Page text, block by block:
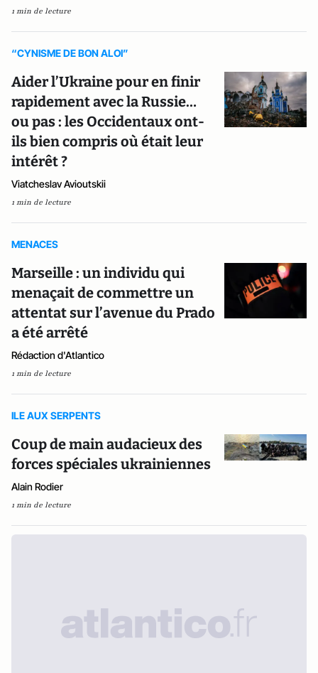
1 min de lecture
“CYNISME DE BON ALOI”
Aider l’Ukraine pour en finir
rapidement avec la Russie…
ou pas : les Occidentaux ont-
ils bien compris où était leur
intérêt ?
Viatcheslav Avioutskii
1 min de lecture
MENACES
Marseille : un individu qui
menaçait de commettre un
attentat sur l’avenue du Prado
a été arrêté
Rédaction d'Atlantico
1 min de lecture
ILE AUX SERPENTS
Coup de main audacieux des
forces spéciales ukrainiennes
Alain Rodier
1 min de lecture